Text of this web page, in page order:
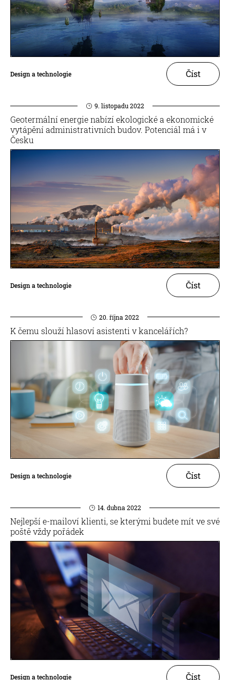
Design a technologie Číst
9. listopadu 2022
Geotermální energie nabízí ekologické a ekonomické
vytápění administrativních budov. Potenciál má i v
Česku
Design a technologie Číst
20. října 2022
K čemu slouží hlasoví asistenti v kancelářích?
Design a technologie Číst
14. dubna 2022
Nejlepší e-mailoví klienti, se kterými budete mít ve své
poště vždy pořádek
Design a technologie Číst